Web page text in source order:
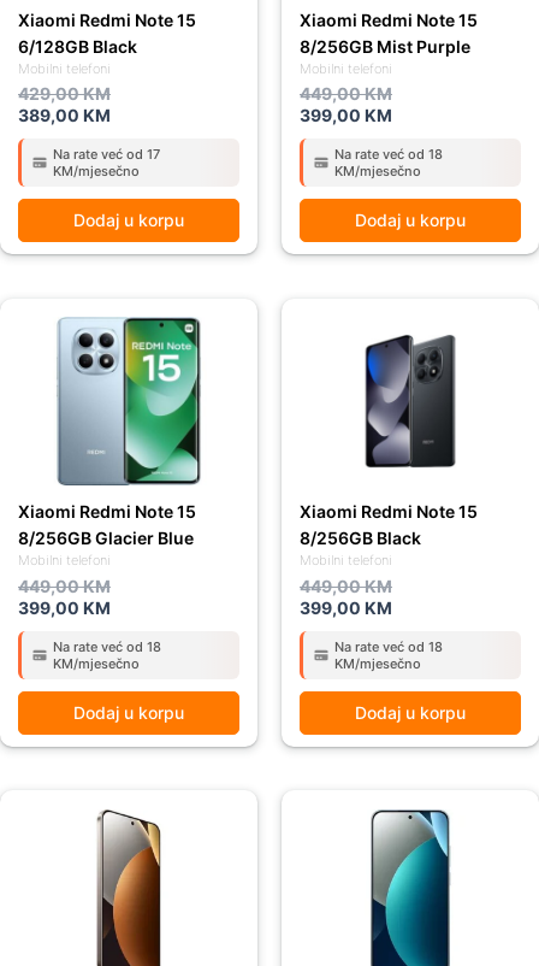
Mobilni telefoni
Xiaomi Redmi Note 15
6/128GB Black
429,00KM
389,00 KM
Na rate već od 17
KM/mjesečno
Dodaj u korpu
Mobilni telefoni
Xiaomi Redmi Note 15
8/256GB Mist Purple
449,00KM
399,00 KM
Na rate već od 18
KM/mjesečno
Dodaj u korpu
Mobilni telefoni
Xiaomi Redmi Note 15
8/256GB Glacier Blue
449,00KM
price
449,00 KM.
399,00 KM
price
399,00 KM.
Na rate već od 18
KM/mjesečno
Dodaj u korpu
Mobilni telefoni
Xiaomi Redmi Note 15
8/256GB Black
449,00KM
449,00 KM.
399,00 KM
399,00 KM.
Na rate već od 18
KM/mjesečno
Dodaj u korpu
669,00 KM.
589,00 KM.